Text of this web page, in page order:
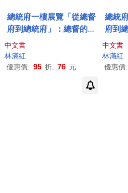
總統府一樓展覽「從總督
府到總統府」：總督的故
中文書
林滿紅
優惠價: 95 折, 76 元
總統
府到
中文書
林滿紅
優惠價: